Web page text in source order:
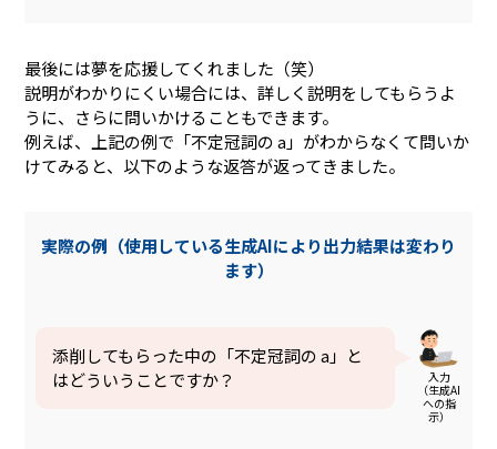
最後には夢を応援してくれました（笑）
説明がわかりにくい場合には、詳しく説明をしてもらうよ
うに、さらに問いかけることもできます。
例えば、上記の例で「不定冠詞の a」がわからなくて問いか
けてみると、以下のような返答が返ってきました。
実際の例（使用している生成AIにより出力結果は変わり
ます）
添削してもらった中の「不定冠詞の a」と
はどういうことですか？
入力
（生成AI
への指
示）